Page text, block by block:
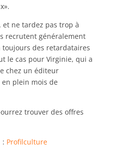
et ne tardez pas trop à
recrutent généralement
toujours des retardataires
le cas pour Virginie, qui a
chez un éditeur
en plein mois de
trouver des offres
: Profilculture